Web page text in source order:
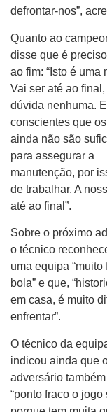
defrontar-nos”,
Quanto ao
disse que é
ao fim: “Isto é uma
Vai ser até ao
dúvida nenhuma.
conscientes que
ainda não são
para assegurar a
manutenção, por
de trabalhar. A
até ao final”.
Sobre o próximo
o técnico
uma equipa “muito
bola” e que,
em casa, é muito
enfrentar”.
O técnico da
indicou ainda que
adversário
“ponto fraco o jogo